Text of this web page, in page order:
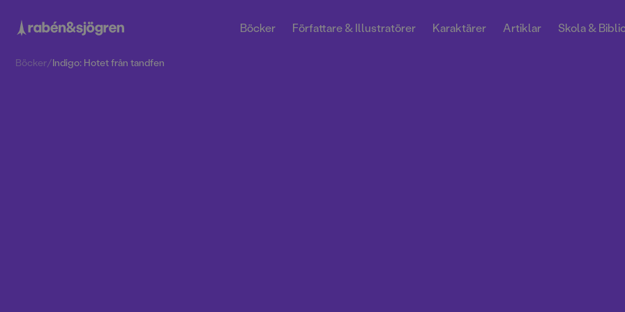
Böcker Författare & Illustratörer Karaktärer Artiklar Skola &
Böcker/Indigo: Hotet från tandfen